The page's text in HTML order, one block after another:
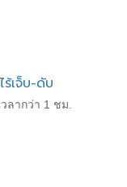
เจ็บ-ดับ
ลากว่า 1 ชม.